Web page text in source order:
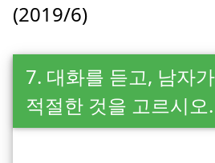
(2019/6)
7. 대화를 듣고, 남자
적절한 것을 고르시오.